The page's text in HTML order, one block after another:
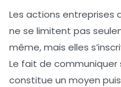
Les actions entreprises
ne se limitent pas
même, mais elles
Le fait de communiquer
constitue un moyen